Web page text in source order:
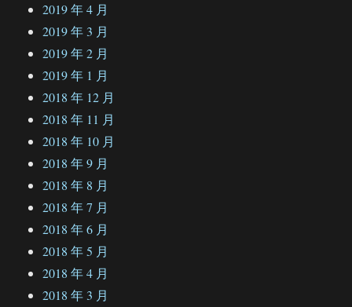
2019 年 4 月
2019 年 3 月
2019 年 2 月
2019 年 1 月
2018 年 12 月
2018 年 11 月
2018 年 10 月
2018 年 9 月
2018 年 8 月
2018 年 7 月
2018 年 6 月
2018 年 5 月
2018 年 4 月
2018 年 3 月